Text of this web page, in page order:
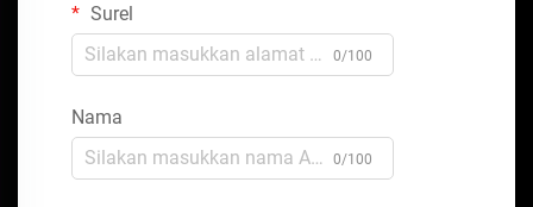
Surel
0/100
Nama
0/100